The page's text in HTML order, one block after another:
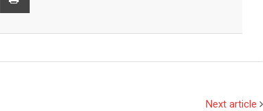
Next article